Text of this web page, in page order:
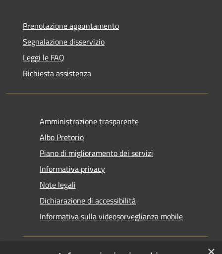
Prenotazione appuntamento
Segnalazione disservizio
Leggi le FAQ
Richiesta assistenza
Amministrazione trasparente
Albo Pretorio
Piano di miglioramento dei servizi
Informativa privacy
Note legali
Dichiarazione di accessibilità
Informativa sulla videosorveglianza mobile